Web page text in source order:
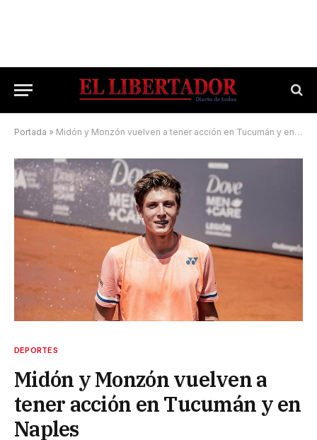
Portada » Midón y Monzón vuelven a tener acción en Tucumán y en Naples
DEPORTES
Midón y Monzón vuelven a
tener acción en Tucumán y en
Naples